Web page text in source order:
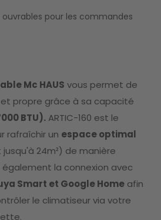
ouvrables pour les commandes
Mc HAUS vous permet de
propre grâce à sa capacité
BTU). ARTIC-160 est le
rafraîchir un espace optimal
jusqu'à 24m²) de manière
la connexion avec
Smart et Google Home afin
le climatiseur via votre